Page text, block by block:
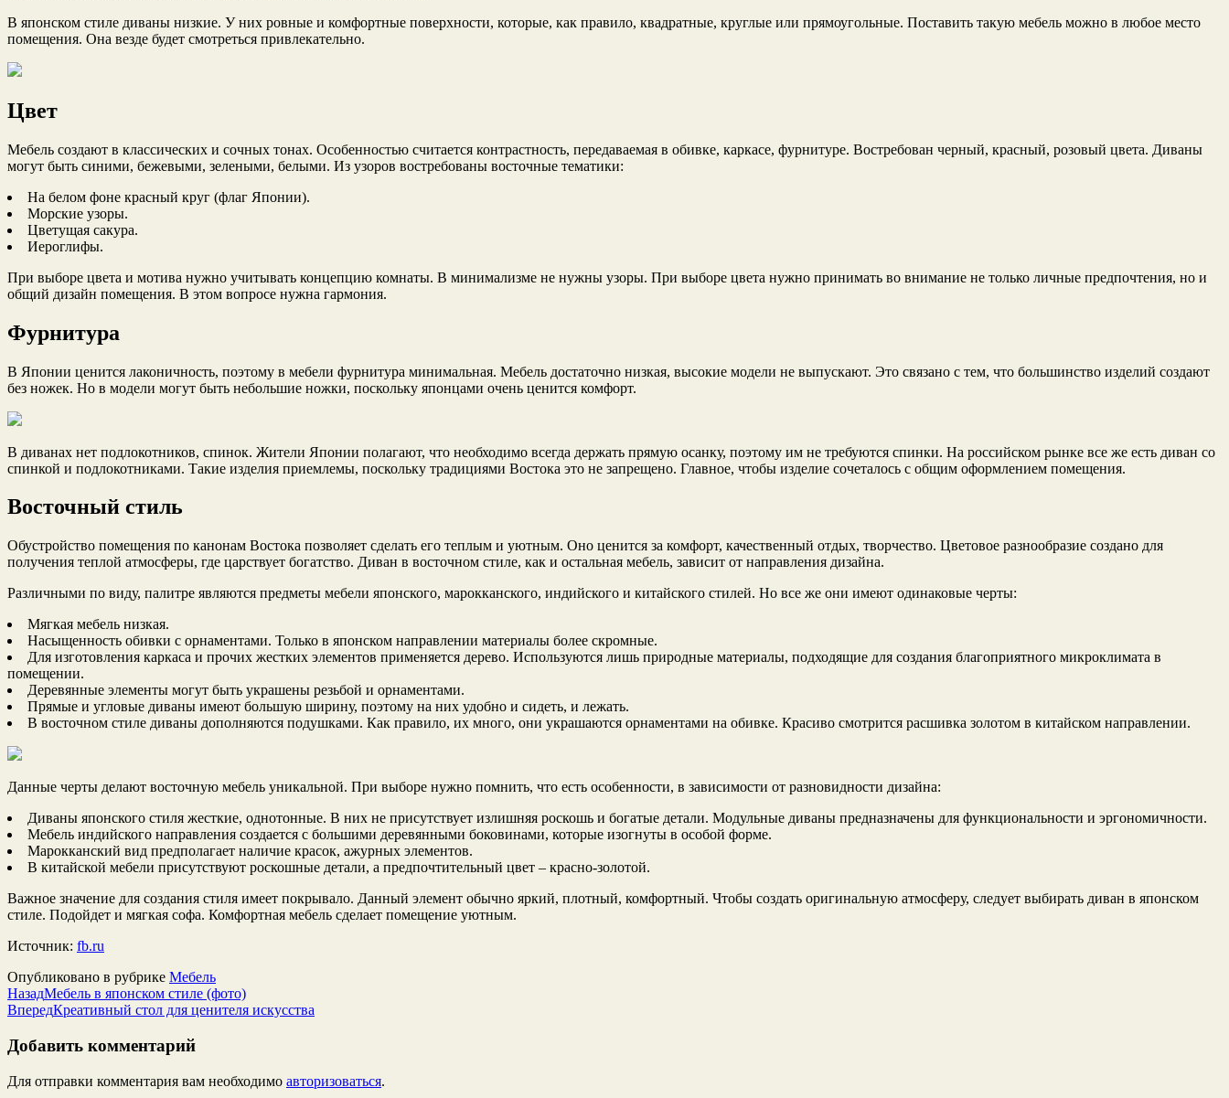
В японском стиле диваны низкие. У них ровные и комфортные поверхности, которые, как правило, квадратные, круглые или прямоугольные. Поставить такую мебель можно в любое место
помещения. Она везде будет смотреться привлекательно.
Цвет
Мебель создают в классических и сочных тонах. Особенностью считается контрастность, передаваемая в обивке, каркасе, фурнитуре. Востребован черный, красный, розовый цвета. Диваны
могут быть синими, бежевыми, зелеными, белыми. Из узоров востребованы восточные тематики:
На белом фоне красный круг (флаг Японии).
Морские узоры.
Цветущая сакура.
Иероглифы.
При выборе цвета и мотива нужно учитывать концепцию комнаты. В минимализме не нужны узоры. При выборе цвета нужно принимать во внимание не только личные предпочтения, но и
общий дизайн помещения. В этом вопросе нужна гармония.
Фурнитура
В Японии ценится лаконичность, поэтому в мебели фурнитура минимальная. Мебель достаточно низкая, высокие модели не выпускают. Это связано с тем, что большинство изделий создают
без ножек. Но в модели могут быть небольшие ножки, поскольку японцами очень ценится комфорт.
В диванах нет подлокотников, спинок. Жители Японии полагают, что необходимо всегда держать прямую осанку, поэтому им не требуются спинки. На российском рынке все же есть диван со
спинкой и подлокотниками. Такие изделия приемлемы, поскольку традициями Востока это не запрещено. Главное, чтобы изделие сочеталось с общим оформлением помещения.
Восточный стиль
Обустройство помещения по канонам Востока позволяет сделать его теплым и уютным. Оно ценится за комфорт, качественный отдых, творчество. Цветовое разнообразие создано для
получения теплой атмосферы, где царствует богатство. Диван в восточном стиле, как и остальная мебель, зависит от направления дизайна.
Различными по виду, палитре являются предметы мебели японского, марокканского, индийского и китайского стилей. Но все же они имеют одинаковые черты:
Мягкая мебель низкая.
Насыщенность обивки с орнаментами. Только в японском направлении материалы более скромные.
Для изготовления каркаса и прочих жестких элементов применяется дерево. Используются лишь природные материалы, подходящие для создания благоприятного микроклимата в
помещении.
Деревянные элементы могут быть украшены резьбой и орнаментами.
Прямые и угловые диваны имеют большую ширину, поэтому на них удобно и сидеть, и лежать.
В восточном стиле диваны дополняются подушками. Как правило, их много, они украшаются орнаментами на обивке. Красиво смотрится расшивка золотом в китайском направлении.
Данные черты делают восточную мебель уникальной. При выборе нужно помнить, что есть особенности, в зависимости от разновидности дизайна:
Диваны японского стиля жесткие, однотонные. В них не присутствует излишняя роскошь и богатые детали. Модульные диваны предназначены для функциональности и эргономичности.
Мебель индийского направления создается с большими деревянными боковинами, которые изогнуты в особой форме.
Марокканский вид предполагает наличие красок, ажурных элементов.
В китайской мебели присутствуют роскошные детали, а предпочтительный цвет – красно-золотой.
Важное значение для создания стиля имеет покрывало. Данный элемент обычно яркий, плотный, комфортный. Чтобы создать оригинальную атмосферу, следует выбирать диван в японском
стиле. Подойдет и мягкая софа. Комфортная мебель сделает помещение уютным.
Источник: fb.ru
Опубликовано в рубрике Мебель
НазадМебель в японском стиле (фото)
ВпередКреативный стол для ценителя искусства
Добавить комментарий
Для отправки комментария вам необходимо авторизоваться.